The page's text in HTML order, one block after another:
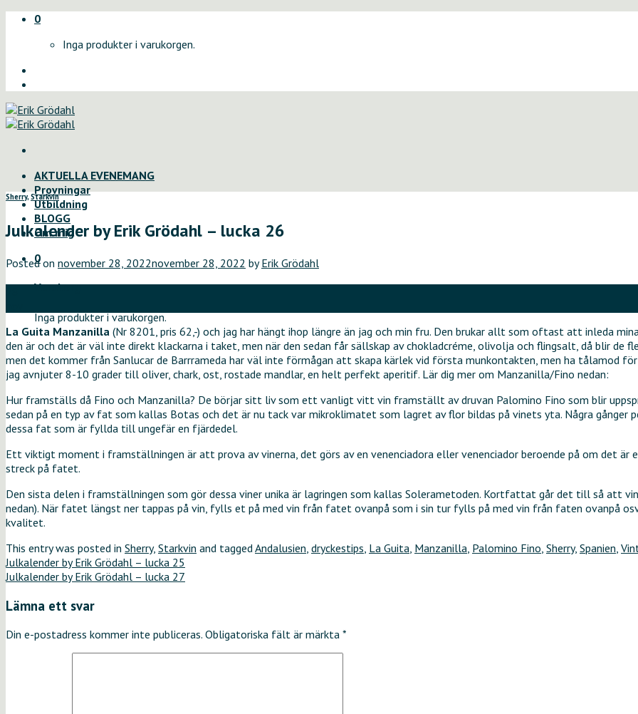
Skip
0
Inga produkter i varukorgen.
AKTUELLA EVENEMANG
Provningar
Utbildning
BLOGG
Om mig
0
Varukorg
Inga produkter i varukorgen.
Sherry, Starkvin
Julkalender by Erik Grödahl – lucka 26
Posted on november 28, 2022november 28, 2022 byErik Grödahl
La Guita Manzanilla (Nr 8201, pris 62,-) och jag har hängt ihop längre än jag och min fru. Den brukar allt som oftast att inleda
den är och det är väl inte direkt klackarna i taket, men när den sedan får sällskap av chokladcréme, olivolja och flingsalt, då blir de
men det kommer från Sanlucar de Barrrameda har väl inte förmågan att skapa kärlek vid första munkontakten, men ha tålamod
jag avnjuter 8-10 grader till oliver, chark, ost, rostade mandlar, en helt perfekt aperitif. Lär dig mer om Manzanilla/Fino nedan:
Hur framställs då Fino och Manzanilla? De börjar sitt liv som ett vanligt vitt vin framställt av druvan Palomino Fino som blir
sedan på en typ av fat som kallas Botas och det är nu tack var mikroklimatet som lagret av flor bildas på vinets yta. Några
dessa fat som är fyllda till ungefär en fjärdedel.
Ett viktigt moment i framställningen är att prova av vinerna, det görs av en venenciadora eller venenciador beroende på om det är
streck på fatet.
Den sista delen i framställningen som gör dessa viner unika är lagringen som kallas Solerametoden. Kortfattat går det till så att
nedan). När fatet längst ner tappas på vin, fylls et på med vin från fatet ovanpå som i sin tur fylls på med vin från faten ovanpå
kvalitet.
This entry was posted in Sherry, Starkvin and tagged Andalusien dryckestips La Guita Manzanilla Palomino Fino Sherry, Spanien
Julkalender by Erik Grödahl – lucka 25
Julkalender by Erik Grödahl – lucka 27
Lämna ett svar
Din e-postadress kommer inte publiceras. Obligatoriska fält är märkta *